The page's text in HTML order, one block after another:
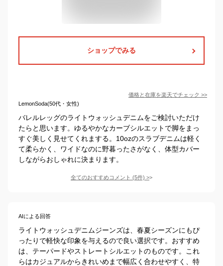
ショップでみる
価格と在庫を楽天でチェック >>
LemonSoda(50代・女性)
バレルレッグのライトウォッシュデニムをご検討いただけ
たらと思います。ゆるやかなカーブシルエットで脚をまっ
すぐ美しく見せてくれまする。10ozのスラブデニムは軽く
て柔らかく、ワイドなのに野暮ったさがなく、体型カバー
しながらおしゃれに決まります。
全てのおすすめコメント (5件) >
AIによる回答
ライトウォッシュデニムジーンズは、春夏シーズンにもぴ
ったりで軽快な印象を与えるので良い選択です。おすすめ
は、テーパードやストレートシルエットのものです。これ
らはカジュアルからきれいめまで幅広く合わせやすく、特